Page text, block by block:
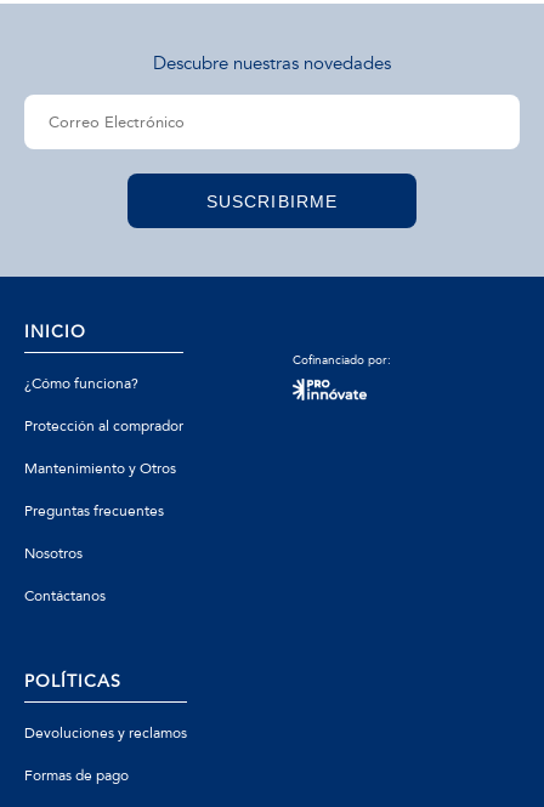
Descubre nuestras novedades
SUSCRIBIRME
INICIO
¿Cómo funciona?
Protección al comprador
Mantenimiento y Otros
Preguntas frecuentes
Nosotros
Contáctanos
Cofinanciado por:
POLÍTICAS
Devoluciones y reclamos
Formas de pago